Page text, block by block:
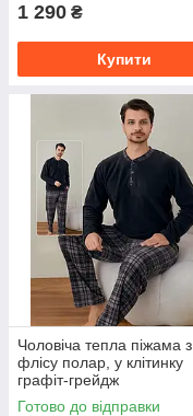
1 290 ₴
Купити
Чоловіча тепла піжама з
флісу полар, у клітинку
графіт-грейдж
Готово до відправки